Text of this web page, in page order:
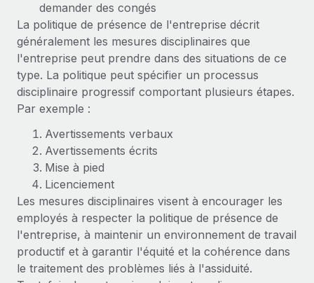
demander des congés
La politique de présence de l'entreprise décrit
généralement les mesures disciplinaires que
l'entreprise peut prendre dans des situations de ce
type. La politique peut spécifier un processus
disciplinaire progressif comportant plusieurs étapes.
Par exemple :
Avertissements verbaux
Avertissements écrits
Mise à pied
Licenciement
Les mesures disciplinaires visent à encourager les
employés à respecter la politique de présence de
l'entreprise, à maintenir un environnement de travail
productif et à garantir l'équité et la cohérence dans
le traitement des problèmes liés à l'assiduité.